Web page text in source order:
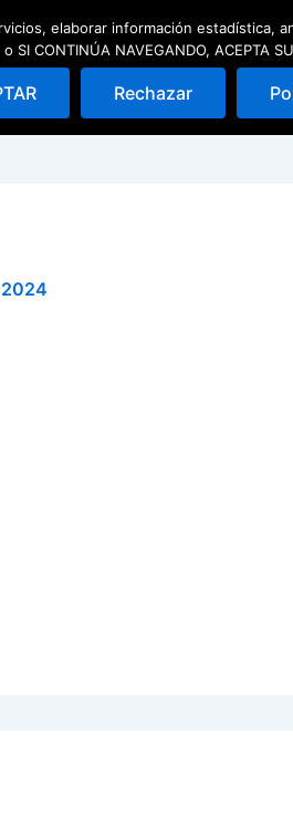
Escuela de pádel Quedadas
elaborar información estadística,
SI CONTINÚA NAVEGANDO, ACEPTA
Rechazar